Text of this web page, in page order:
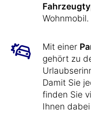
Wohnmobil.
Mit einer
gehört zu
Damit Sie
finden Sie
Ihnen